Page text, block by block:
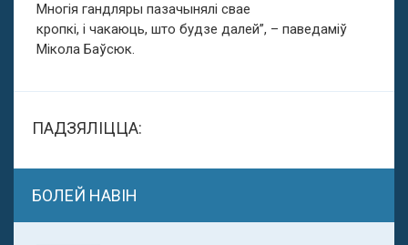
Многія гандляры пазачынялі свае
кропкі, і чакаюць, што будзе далей”, – паведаміў
Мікола Баўсюк.
ПАДЗЯЛІЦЦА:
БОЛЕЙ НАВІН